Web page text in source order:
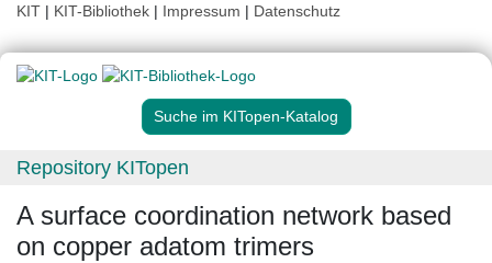
KIT | KIT-Bibliothek | Impressum | Datenschutz
Suche im KITopen-Katalog
Repository KITopen
A surface coordination network based
on copper adatom trimers